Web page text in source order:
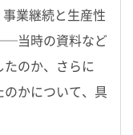
業継続と生産性
当時の資料など
のか、さらに
かについて、具